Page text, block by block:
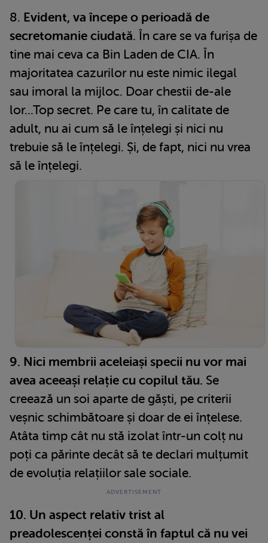
8. Evident, va începe o perioadă de
secretomanie ciudată. În care se va furișa de
tine mai ceva ca Bin Laden de CIA. În
majoritatea cazurilor nu este nimic ilegal
sau imoral la mijloc. Doar chestii de-ale
lor...Top secret. Pe care tu, în calitate de
adult, nu ai cum să le înțelegi și nici nu
trebuie să le înțelegi. Și, de fapt, nici nu vrea
să le înțelegi.
9. Nici membrii aceleiași specii nu vor mai
avea aceeași relație cu copilul tău. Se
creează un soi aparte de găști, pe criterii
veșnic schimbătoare și doar de ei înțelese.
Atâta timp cât nu stă izolat într-un colț nu
poți ca părinte decât să te declari mulțumit
de evoluția relațiilor sale sociale.
10. Un aspect relativ trist al
preadolescenței constă în faptul că nu vei